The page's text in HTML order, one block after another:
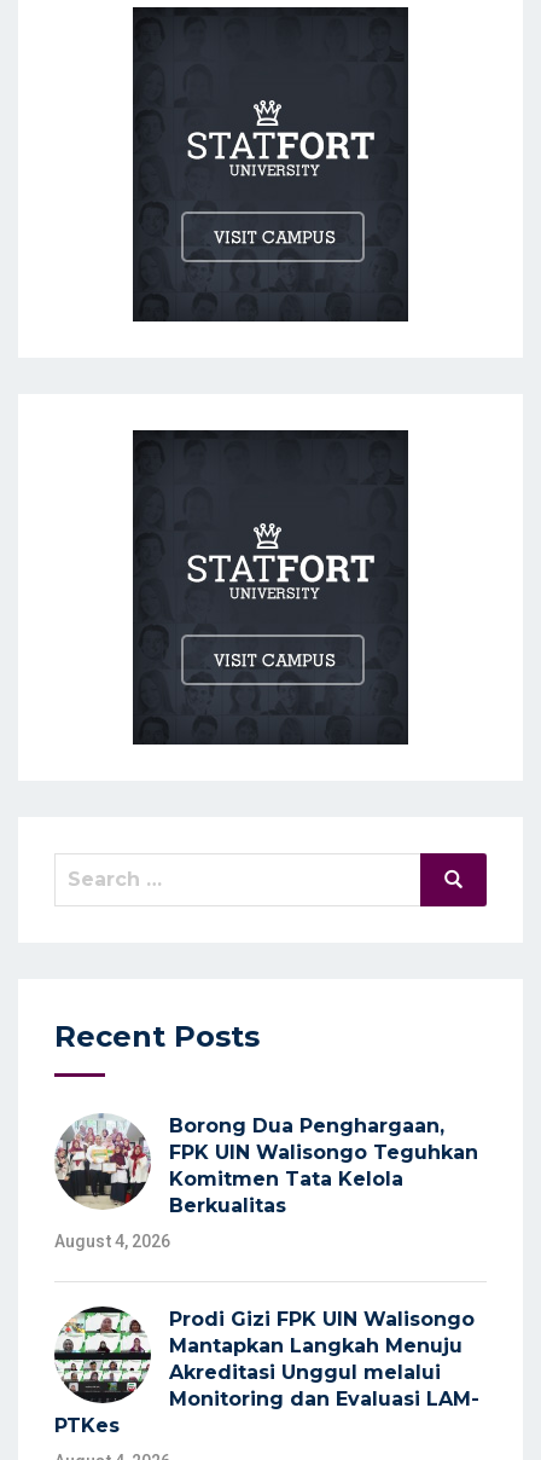
Search
Search
Recent Posts
Borong Dua Penghargaan,
FPK UIN Walisongo Teguhkan
Komitmen Tata Kelola
Berkualitas
August 4, 2026
Prodi Gizi FPK UIN Walisongo
Mantapkan Langkah Menuju
Akreditasi Unggul melalui
Monitoring dan Evaluasi LAM-
PTKes